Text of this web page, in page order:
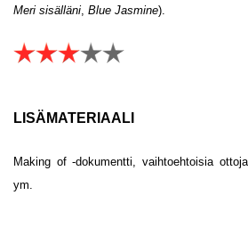
Meri sisälläni, Blue Jasmine).
LISÄMATERIAALI
Making of -dokumentti, vaihtoehtoisia
ym.